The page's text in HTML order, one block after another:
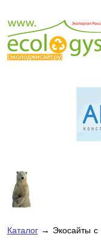
Каталог→ Экосайты с